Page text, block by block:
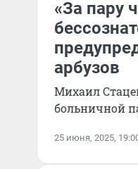
«За пару
арбузов
Михаил
больничной
25 июня, 2025,